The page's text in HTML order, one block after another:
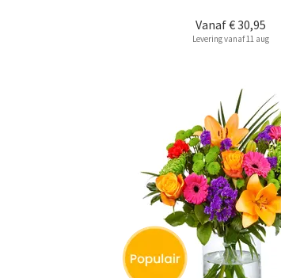
Vanaf€ 30,95
Levering vanaf 11 aug